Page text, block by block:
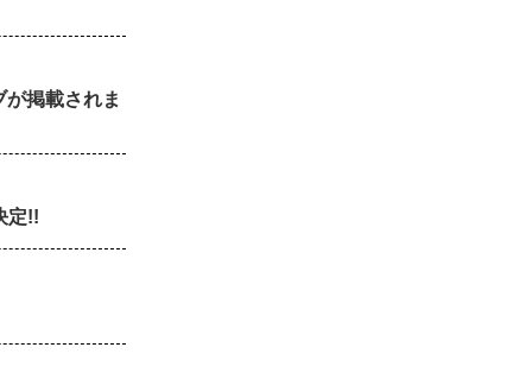
掲載されま
定!!